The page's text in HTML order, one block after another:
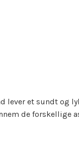
lever et sundt og
de forskellige